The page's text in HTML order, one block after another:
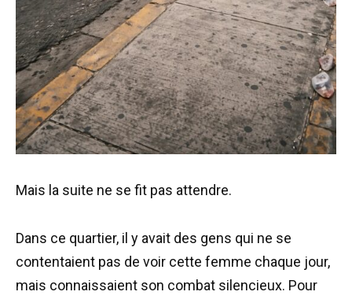
Mais la suite ne se fit pas attendre.
Dans ce quartier, il y avait des gens qui ne se
contentaient pas de voir cette femme chaque jour,
mais connaissaient son combat silencieux. Pour